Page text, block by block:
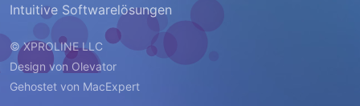
Intuitive Softwarelösungen
© XPROLINE LLC
Design von Olevator
Gehostet von MacExpert